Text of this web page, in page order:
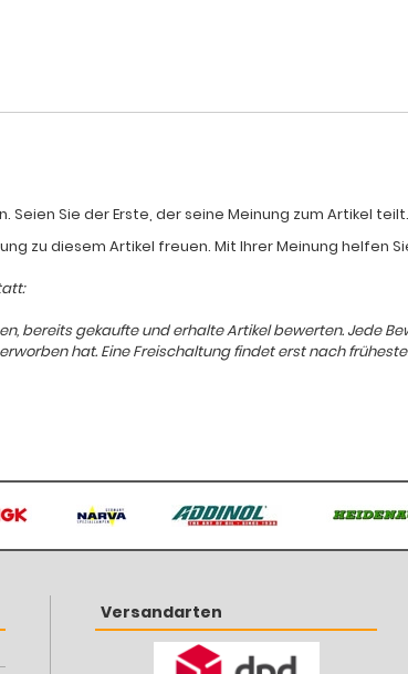
Sie der Erste, der seine Meinung zum Artikel teilt.
zu diesem Artikel freuen. Mit Ihrer Meinung helfen
bereits gekaufte und erhalte Artikel bewerten. Jede
hat. Eine Freischaltung findet erst nach
Versandarten